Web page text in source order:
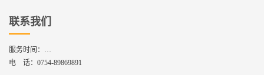
联系我们
服务时间：
周一到周六,8：30 - 17：30
电 话： 0754-89869891